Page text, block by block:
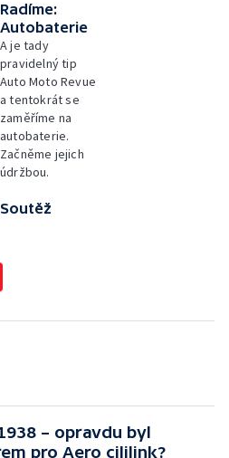
Radíme:
Autobaterie
A je tady
pravidelný tip
Auto Moto Revue
a tentokrát se
zaměříme na
autobaterie.
Začněme jejich
údržbou.
Soutěž
– opravdu byl
pro Aero cililink?